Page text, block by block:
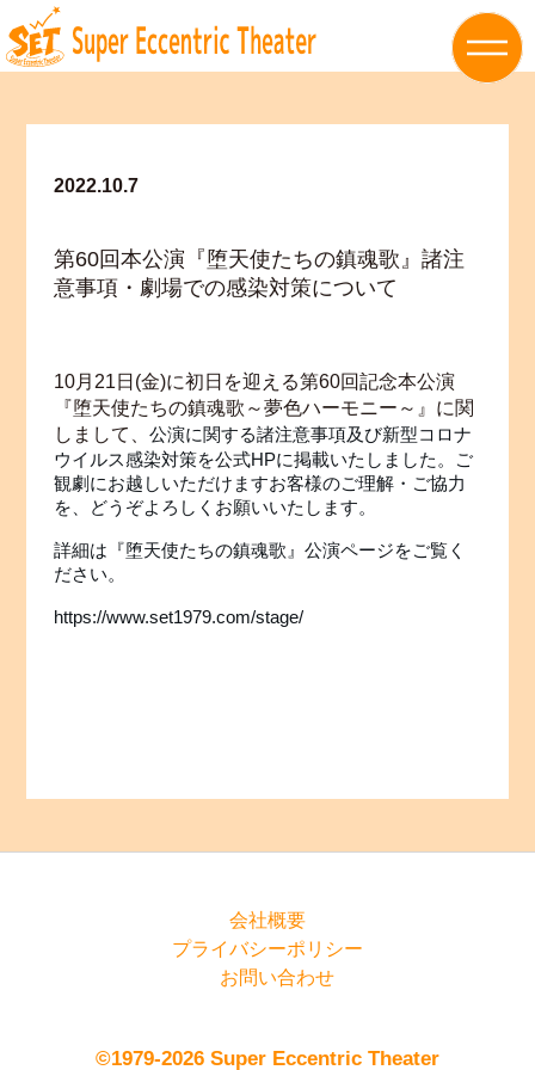
2022.10.7
第60回本公演『堕天使たちの鎮魂歌』諸注
意事項・劇場での感染対策について
10月21日(金)に初日を迎える第60回記念本公演
『堕天使たちの鎮魂歌～夢色ハーモニー～』に関
しまして、 公演に関する諸注意事項及び新型コロナ
ウイルス感染対策を公式HPに掲載いたしました。
ご
観劇にお越しいただけますお客様のご理解・ご協力
を、どうぞよろしくお願いいたします。
詳細は『堕天使たちの鎮魂歌』公演ページをご覧く
ださい。
https://www.set1979.com/stage/
会社概要
プライバシーポリシー
お問い合わせ
©1979-2026 Super Eccentric Theater